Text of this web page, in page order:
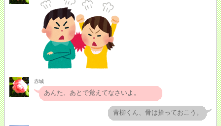
赤城
あんた、あとで覚えてなさいよ。
青柳くん、骨は拾っておこう。